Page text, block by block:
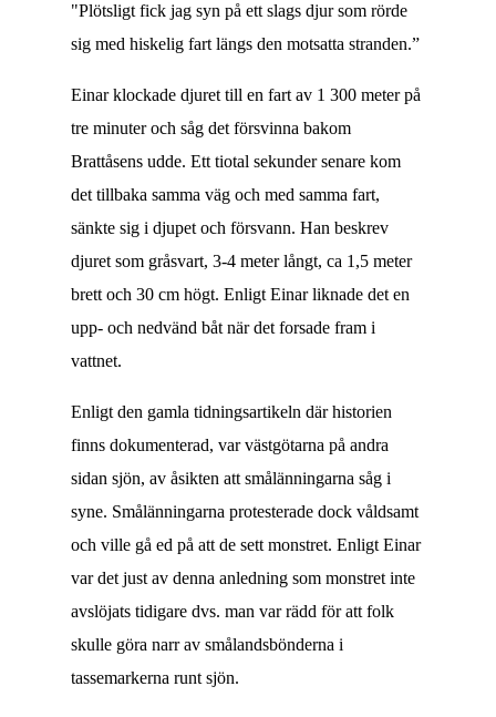
"Plötsligt fick jag syn på ett slags djur som rörde
sig med hiskelig fart längs den motsatta stranden.”
Einar klockade djuret till en fart av 1 300 meter på
tre minuter och såg det försvinna bakom
Brattåsens udde. Ett tiotal sekunder senare kom
det tillbaka samma väg och med samma fart,
sänkte sig i djupet och försvann. Han beskrev
djuret som gråsvart, 3-4 meter långt, ca 1,5 meter
brett och 30 cm högt. Enligt Einar liknade det en
upp- och nedvänd båt när det forsade fram i
vattnet.
Enligt den gamla tidningsartikeln där historien
finns dokumenterad, var västgötarna på andra
sidan sjön, av åsikten att smålänningarna såg i
syne. Smålänningarna protesterade dock våldsamt
och ville gå ed på att de sett monstret. Enligt Einar
var det just av denna anledning som monstret inte
avslöjats tidigare dvs. man var rädd för att folk
skulle göra narr av smålandsbönderna i
tassemarkerna runt sjön.